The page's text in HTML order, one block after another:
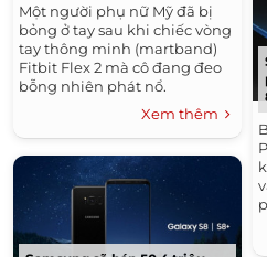
Một người phụ nữ Mỹ đã bị
bỏng ở tay sau khi chiếc vòng
tay thông minh (martband)
Fitbit Flex 2 mà cô đang đeo
bỗng nhiên phát nổ.
Xem thêm